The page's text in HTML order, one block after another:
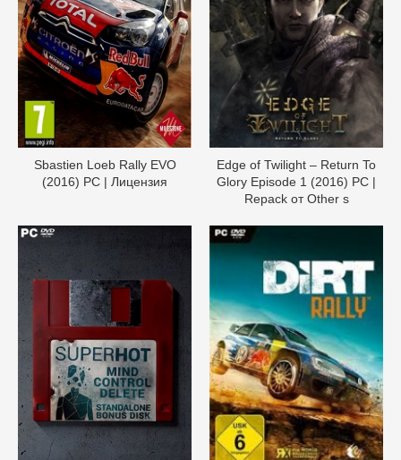
Sbastien Loeb Rally EVO
(2016) PC | Лицензия
Edge of Twilight – Return To
Glory Episode 1 (2016) PC |
Repack от Other s